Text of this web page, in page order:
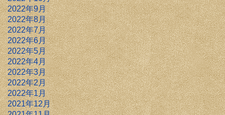
2022年9月
2022年8月
2022年7月
2022年6月
2022年5月
2022年4月
2022年3月
2022年2月
2022年1月
2021年12月